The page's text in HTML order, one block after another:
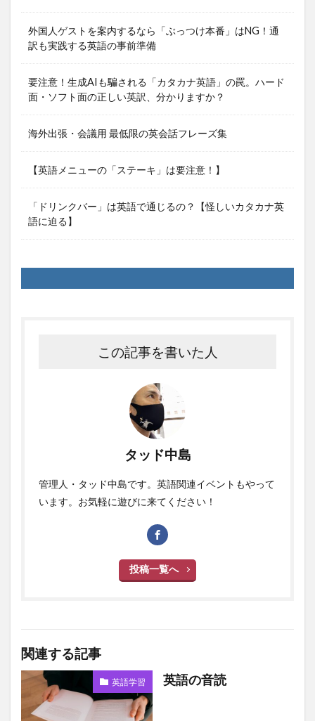
外国人ゲストを案内するなら「ぶっつけ本番」はNG！通
訳も実践する英語の事前準備
要注意！生成AIも騙される「カタカナ英語」の罠。ハード
面・ソフト面の正しい英訳、分かりますか？
海外出張・会議用 最低限の英会話フレーズ集
【英語メニューの「ステーキ」は要注意！】
「ドリンクバー」は英語で通じるの？【怪しいカタカナ英
語に迫る】
この記事を書いた人
タッド中島
管理人・タッド中島です。英語関連イベントもやって
います。お気軽に遊びに来てください！
投稿一覧へ
関連する記事
英語学習 英語の音読